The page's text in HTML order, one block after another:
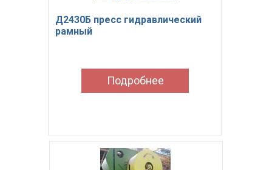
Д2430Б пресс гидравлический
рамный
Подробнее